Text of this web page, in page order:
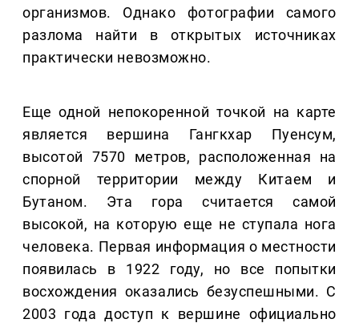
организмов. Однако фотографии самого
разлома найти в открытых источниках
практически невозможно.
Еще одной непокоренной точкой на карте
является вершина Гангкхар Пуенсум,
высотой 7570 метров, расположенная на
спорной территории между Китаем и
Бутаном. Эта гора считается самой
высокой, на которую еще не ступала нога
человека. Первая информация о местности
появилась в 1922 году, но все попытки
восхождения оказались безуспешными. С
2003 года доступ к вершине официально